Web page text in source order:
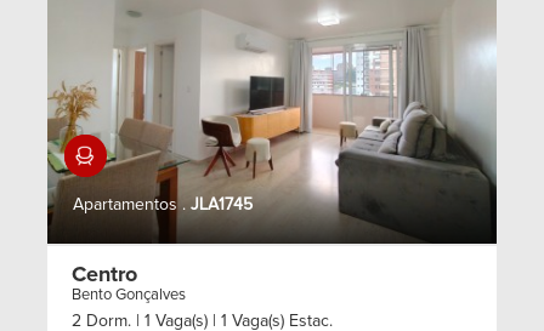
Mobiliado
Apartamentos . JLA1745
Centro
Bento Gonçalves
2 Dorm. | 1 Vaga(s) | 1 Vaga(s) Estac.